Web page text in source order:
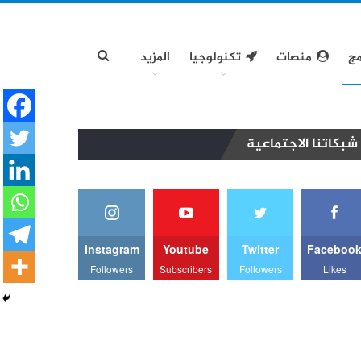
منصات تكنولوجيا المزيد
شبكاتنا الاجتماعية
Likes
Twitter
Followers
Youtube
Subscribers
Instagram
Followers